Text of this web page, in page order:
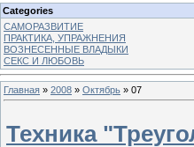
Categories
САМОРАЗВИТИЕ
ПРАКТИКА, УПРАЖНЕНИЯ
ВОЗНЕСЕННЫЕ ВЛАДЫКИ
СЕКС И ЛЮБОВЬ
Главная » 2008 » Октябрь » 07
Техника